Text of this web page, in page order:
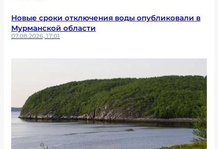
Новые сроки отключения воды опубликовали в
Мурманской области
07.08.2026, 17:01